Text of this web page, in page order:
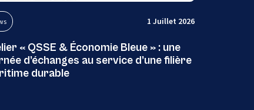
1 Juillet 2026
« QSSE & Économie Bleue » : une
d’échanges au service d’une filière
durable